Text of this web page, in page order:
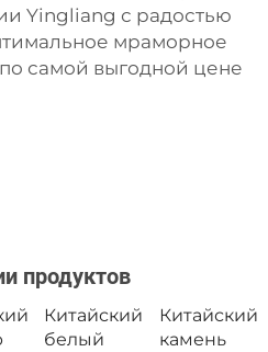
Yingliang с радостью
мраморное
самой выгодной цене
продуктов
Китайский
белый
Китайский
камень